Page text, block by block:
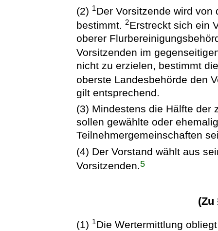
(2) 1Der Vorsitzende wird
bestimmt.2Erstreckt sich ein
oberer
Vorsitzenden im
nicht zu erzielen, bestimmt
oberste Landesbehörde den
gilt entsprechend.
(3) Mindestens die Hälfte der
sollen gewählte oder
Teilnehmergemeinschaften
(4) Der Vorstand wählt aus
Vorsitzenden.5
(Zu
(1) 1Die Wertermittlung